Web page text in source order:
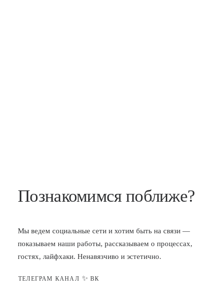
Познакомимся поближе?
Мы ведем социальные сети и хотим быть на связи —
показываем наши работы, рассказываем о процессах,
гостях, лайфхаки. Ненавязчиво и эстетично.
ТЕЛЕГРАМ КАНАЛ ✨ ВК